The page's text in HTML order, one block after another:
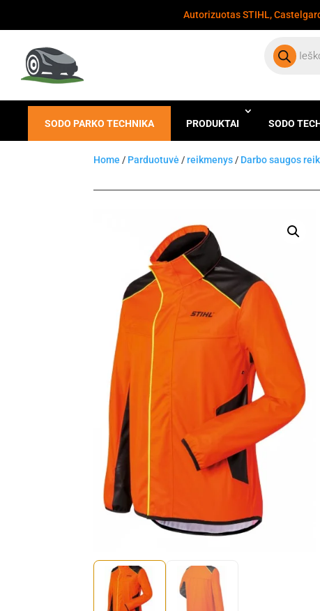
Autorizuotas STIHL,
search
SODO PARKO TECHNIKA PRODUKTAI SODO
Home / Parduotuvė /reikmenys / Darbo saugos